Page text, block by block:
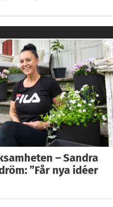
– Sandra
”Får nya idéer